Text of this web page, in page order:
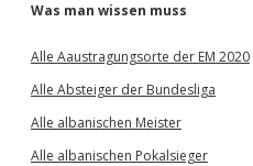
Was man wissen muss
Alle Aaustragungsorte der EM 2020
Alle Absteiger der Bundesliga
Alle albanischen Meister
Alle albanischen Pokalsieger